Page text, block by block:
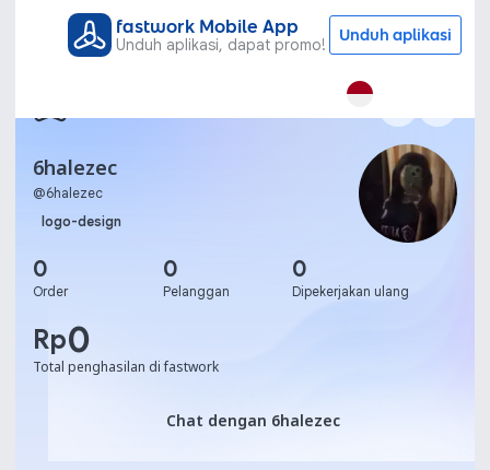
fastwork Mobile App
Unduh aplikasi, dapat promo! Unduh aplikasi
6halezec
@6halezec
logo-design
0
Order
0
Pelanggan
0
Dipekerjakan ulang
Rp0
Total penghasilan di fastwork
Chat dengan 6halezec
Chat dengan 6halezec